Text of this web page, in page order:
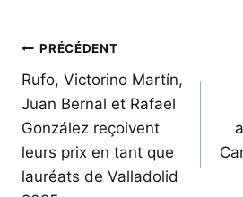
Navigation
de
l’article
PRÉCÉDENT
Rufo, Victorino Martín,
Juan Bernal et Rafael
González reçoivent
leurs prix en tant que
lauréats de Valladolid